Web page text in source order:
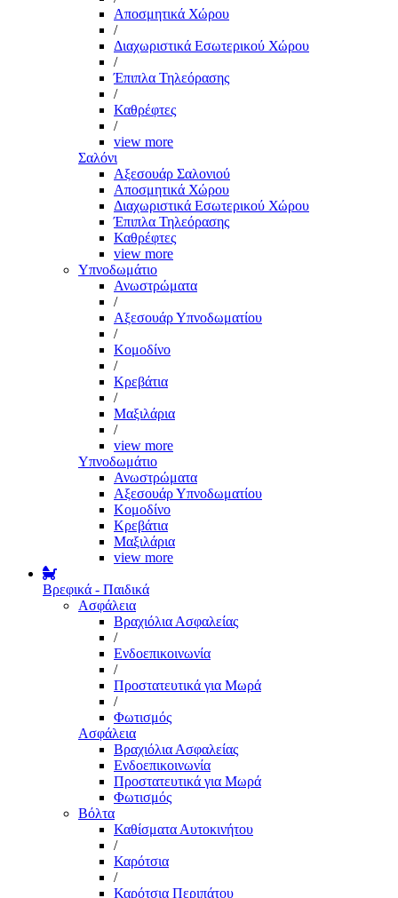
Αποσμητικά Χώρου
/
Διαχωριστικά Εσωτερικού Χώρου
/
Έπιπλα Τηλεόρασης
/
Καθρέφτες
/
view more
Σαλόνι
Αξεσουάρ Σαλονιού
Αποσμητικά Χώρου
Διαχωριστικά Εσωτερικού Χώρου
Έπιπλα Τηλεόρασης
Καθρέφτες
view more
Υπνοδωμάτιο
Ανωστρώματα
/
Αξεσουάρ Υπνοδωματίου
/
Κομοδίνο
/
Κρεβάτια
/
Μαξιλάρια
/
view more
Υπνοδωμάτιο
Ανωστρώματα
Αξεσουάρ Υπνοδωματίου
Κομοδίνο
Κρεβάτια
Μαξιλάρια
view more
Βρεφικά - Παιδικά
Ασφάλεια
Βραχιόλια Ασφαλείας
/
Ενδοεπικοινωνία
/
Προστατευτικά για Μωρά
/
Φωτισμός
Ασφάλεια
Βραχιόλια Ασφαλείας
Ενδοεπικοινωνία
Προστατευτικά για Μωρά
Φωτισμός
Βόλτα
Καθίσματα Αυτοκινήτου
/
Καρότσια
/
Καρότσια Περιπάτου